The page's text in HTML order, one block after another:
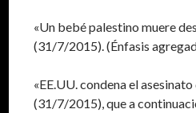
«Un bebé palestino muere
(31/7/2015). (Énfasis
«EE.UU. condena el
(31/7/2015), que a